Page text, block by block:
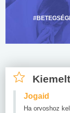
Jogaid
Ha orvoshoz